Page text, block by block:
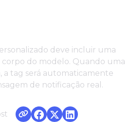
deve incluir uma
corpo do modelo. Quando uma
a tag será automaticamente
de notificação real.